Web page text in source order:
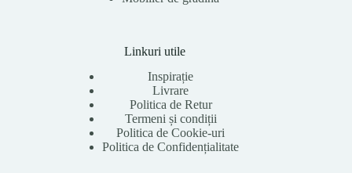
Linkuri utile
Inspirație
Livrare
Politica de Retur
Termeni și condiții
Politica de Cookie-uri
Politica de Confidențialitate